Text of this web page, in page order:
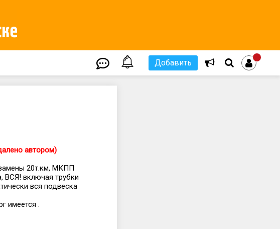
Добавить
автором)
20т.км, МКПП
ВСЯ! включая трубки
вся подвеска
имеется .